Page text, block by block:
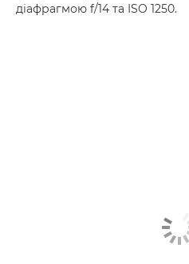
діафрагмою f/14 та ISO 1250.